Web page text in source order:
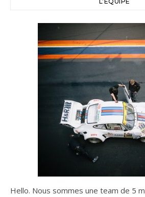
Hello. Nous sommes une team de 5